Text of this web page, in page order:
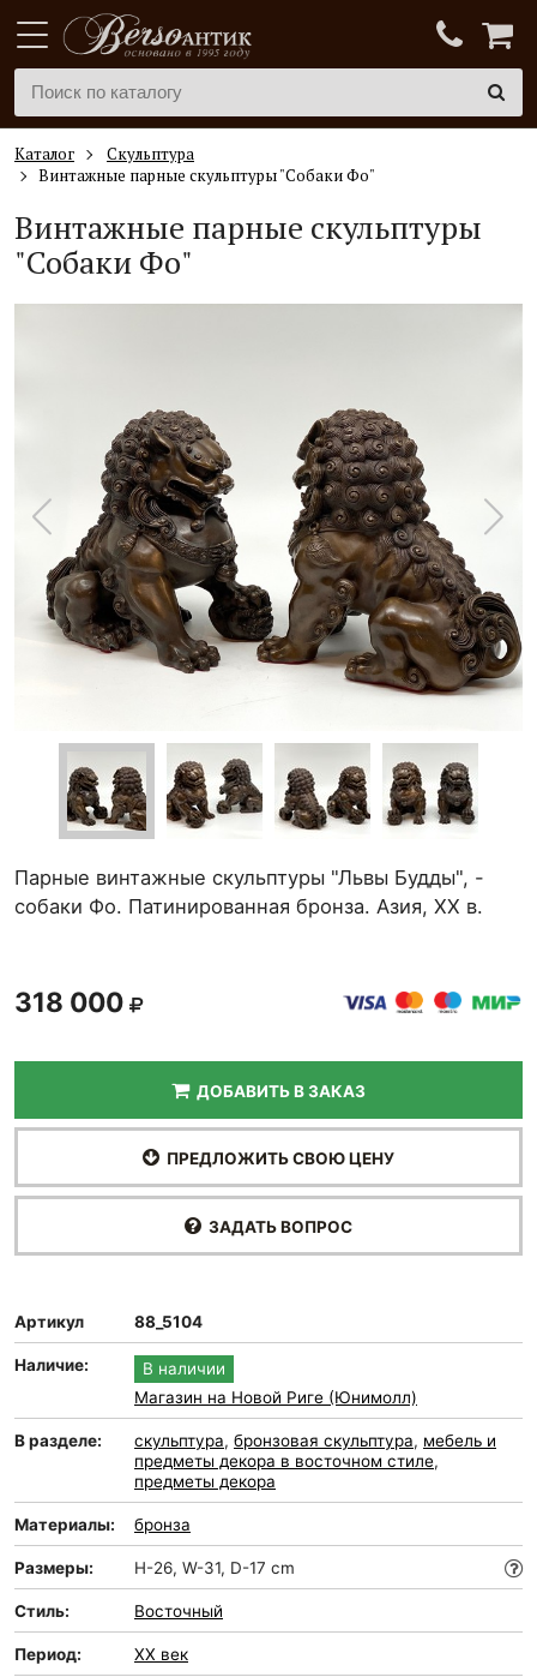
Каталог
Скульптура
Винтажные парные скульптуры "Собаки Фо"
Винтажные парные скульптуры
"Собаки Фо"
Парные винтажные скульптуры "Львы Будды", -
собаки Фо. Патинированная бронза. Азия, ХХ в.
318 000
ДОБАВИТЬ В ЗАКАЗ
ПРЕДЛОЖИТЬ СВОЮ ЦЕНУ
ЗАДАТЬ ВОПРОС
Артикул 88_5104
Наличие:
В наличии
Магазин на Новой Риге (Юнимолл)
В разделе: скульптура, бронзовая скульптура, мебель и
предметы декора в восточном стиле,
предметы декора
Материалы: бронза
Размеры: H-26, W-31, D-17 cm
Стиль: Восточный
Период: XX век